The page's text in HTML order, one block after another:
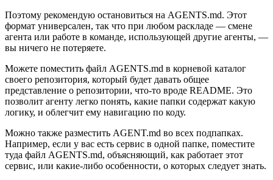
Поэтому рекомендую остановиться на AGENTS.md. Этот
формат универсален, так что при любом раскладе — смене
агента или работе в команде, использующей другие агенты, —
вы ничего не потеряете.
Можете поместить файл AGENTS.md в корневой каталог
своего репозитория, который будет давать общее
представление о репозитории, что-то вроде README. Это
позволит агенту легко понять, какие папки содержат какую
логику, и облегчит ему навигацию по коду.
Можно также разместить AGENT.md во всех подпапках.
Например, если у вас есть сервис в одной папке, поместите
туда файл AGENTS.md, объясняющий, как работает этот
сервис, или какие-либо особенности, о которых следует знать.